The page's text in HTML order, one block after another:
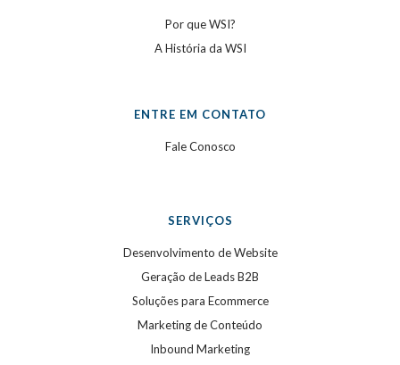
Por que WSI?
A História da WSI
ENTRE EM CONTATO
Fale Conosco
SERVIÇOS
Desenvolvimento de Website
Geração de Leads B2B
Soluções para Ecommerce
Marketing de Conteúdo
Inbound Marketing